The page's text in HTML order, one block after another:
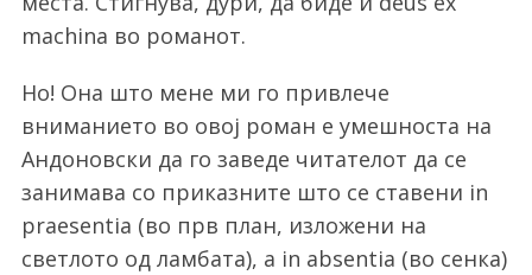
machinа во романот.
Но! Она што мене ми го привлече
вниманието во овој роман е умешноста на
Андоновски да го заведе читателот да се
занимава со приказните што се ставени in
praesentia (во прв план, изложени на
светлото од ламбата), а in absentia (во сенка)